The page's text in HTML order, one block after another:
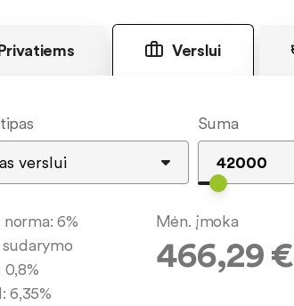
Verslui
Suma
norma: 6%
0,8%
6,35%
Mėn. įmoka
466,29€